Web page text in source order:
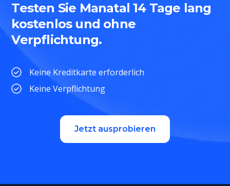
Testen Sie Manatal 14 Tage lang
kostenlos und ohne
Verpflichtung.
Keine Kreditkarte erforderlich
Keine Verpflichtung
Jetzt ausprobieren